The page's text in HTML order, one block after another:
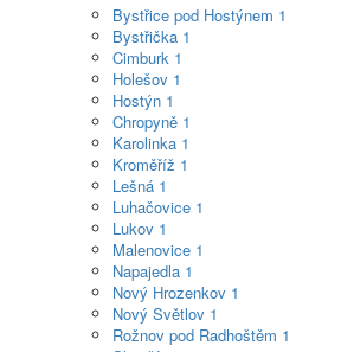
Bystřice pod Hostýnem 1
Bystřička 1
Cimburk 1
Holešov 1
Hostýn 1
Chropyně 1
Karolinka 1
Kroměříž 1
Lešná 1
Luhačovice 1
Lukov 1
Malenovice 1
Napajedla 1
Nový Hrozenkov 1
Nový Světlov 1
Rožnov pod Radhoštěm 1